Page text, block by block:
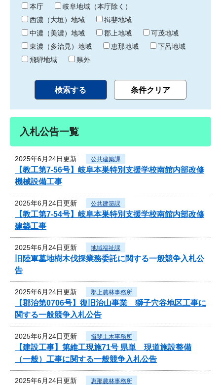
わ
り
本庁
岐阜地域（本庁除く）
西濃（大垣）地域
揖斐地域
中濃（美濃）地域
郡上地域
可茂地域
東濃（多治見）地域
恵那地域
下呂地域
飛騨地域
県外
入札公告一覧
2025年6月24日更新 公共建築課
【教工第7-56号】岐阜本巣特別支援学校南館内部改修
機械設備工事
2025年6月24日更新 公共建築課
【教工第7-54号】岐阜本巣特別支援学校南館内部改修
建築工事
2025年6月24日更新 地域福祉課
旧陸軍墓地樹木伐採業務委託に関する一般競争入札公
告
2025年6月24日更新 郡上農林事務所
【郡治第0706号】復旧治山事業 獅子穴谷地区工事に
関する一般競争入札公告
2025年6月24日更新 揖斐土木事務所
【建設工事】第維工現施71号 県単 現道施設整備
（一般）工事に関する一般競争入札公告
2025年6月24日更新 恵那農林事務所